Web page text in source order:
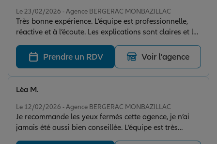
Le 23/02/2026 - Agence BERGERAC MONBAZILLAC
Très bonne expérience. L’équipe est professionnelle,
réactive et à l’écoute. Les explications sont claires et les
démarches ont été simples et rapides. Je me sens bien
accompagné et en confiance. Je recommande sans
hésitation.
Prendre un RDV Voir l'agence
Le 12/02/2026 - Agence BERGERAC MONBAZILLAC
Je recommande les yeux fermés cette agence, je n’ai
jamais été aussi bien conseillée. L’équipe est très
professionnelle, réactive et a l’écoute.
Léa M.